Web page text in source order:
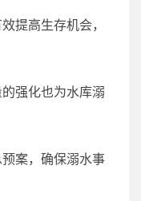
提高生存机会，
强化也为水库溺
案，确保溺水事